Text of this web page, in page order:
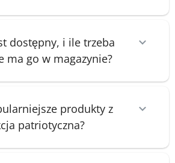
dostępny, i ile trzeba
ma go w magazynie?
produkty z
patriotyczna?